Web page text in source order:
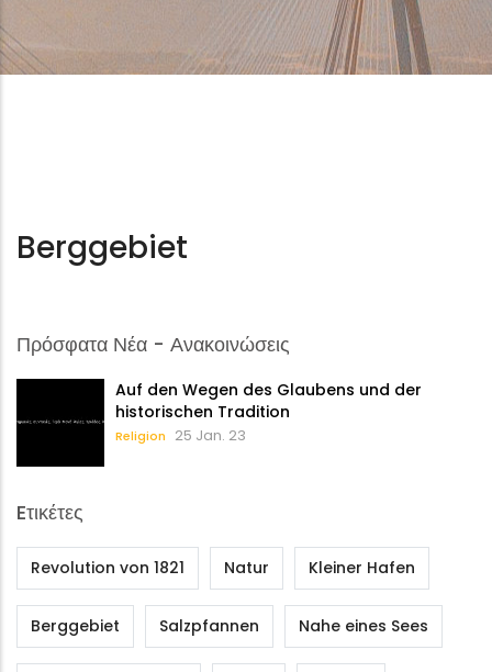
Berggebiet
Πρόσφατα Νέα - Ανακοινώσεις
Auf den Wegen des Glaubens und der
historischen Tradition
Religion 25 Jan. 23
Eτικέτες
Revolution von 1821 Natur Kleiner Hafen
Berggebiet Salzpfannen Nahe eines Sees